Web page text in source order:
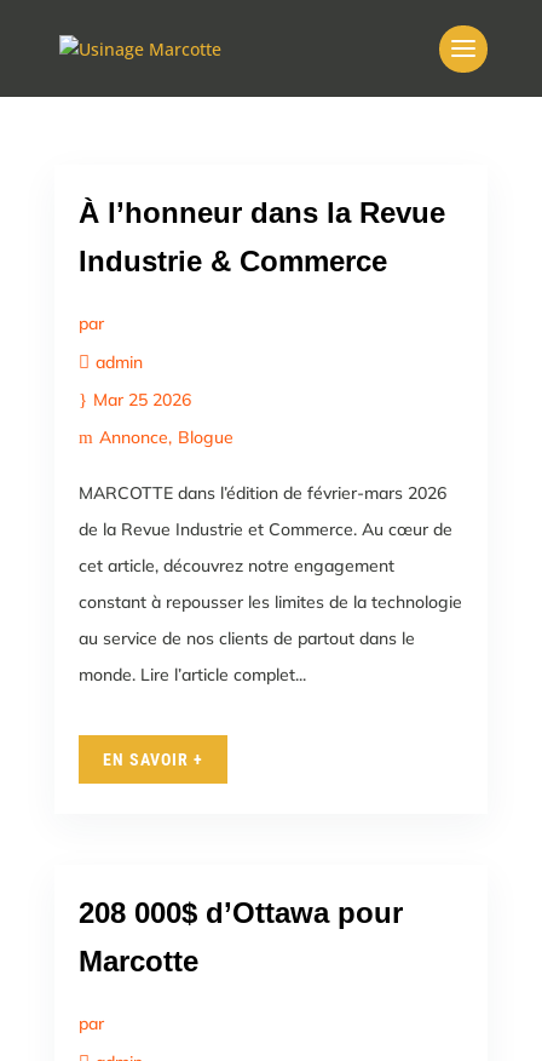
À l’honneur dans la Revue
Industrie & Commerce
par
admin
Mar 25 2026
Annonce Blogue
MARCOTTE dans l’édition de février-mars 2026
de la Revue Industrie et Commerce. Au cœur de
cet article, découvrez notre engagement
constant à repousser les limites de la technologie
au service de nos clients de partout dans le
monde. Lire l’article complet...
EN SAVOIR +
208 000$ d’Ottawa pour
Marcotte
par